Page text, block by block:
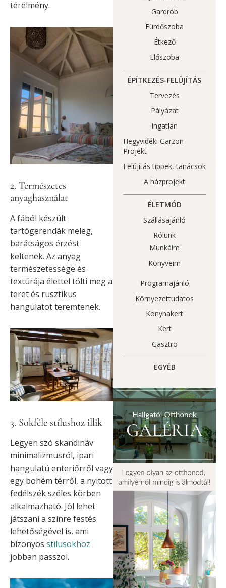
térélmény.
2. Természetes
anyaghasználat
A fából készült
tartógerendák meleg,
barátságos érzést
keltenek. Az anyag
természetessége és
textúrája élettel tölti meg a
teret és rusztikus
hangulatot teremtenek.
3. Sokféle stílushoz illik
Legyen szó skandináv
minimalizmusról, ipari
hangulatú enteriőrről vagy
egy bohém térről, a nyitott
fedélszék széles körben
alkalmazható. Jól lehet
játszani a színre festés
lehetőségével is, ami
bizonyos stílusokhoz
jobban passzol.
Gardrób
Fürdőszoba
Étkező
Előszoba
ÉPÍTKEZÉS-FELÚJÍTÁS
Tervezés
Pályázat
Ingatlan
Hegyvidéki Garzon
Projekt
Felújítás tippek, tanácsok
A házprojekt
ÉLETMÓD
Szállásajánló
Rólunk
Munkáim
Könyveim
Programajánló
Környezettudatos
Konyhakert
Kert
Gasztro
EGYÉB